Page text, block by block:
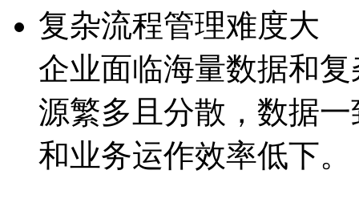
复杂流程管理难度大
企业面临海量数据和复
源繁多且分散，数据
和业务运作效率低下。